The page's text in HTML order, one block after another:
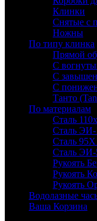
Клинки
Снятые с
Ножны
По типу клинка
Прямой
С
С
С
Танто
По материалам
Сталь
Сталь
Сталь
Сталь
Рукоять
Рукоять
Рукоять
Водолазные
Ваша Корзина